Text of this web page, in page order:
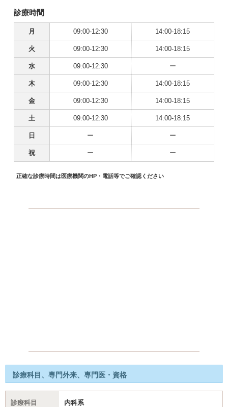
診療時間
月 09:00-12:30 14:00-18:15
火 09:00-12:30 14:00-18:15
水 09:00-12:30 ー
木 09:00-12:30 14:00-18:15
金 09:00-12:30 14:00-18:15
土 09:00-12:30 14:00-18:15
日 ー ー
祝 ー ー
正確な診療時間は医療機関のHP・電話等でご確認ください
診療科目、専門外来、専門医・資格
診療科目
内科系